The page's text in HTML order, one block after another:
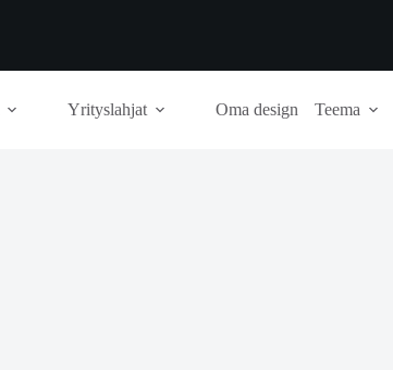
Yrityslahjat Oma design Teema